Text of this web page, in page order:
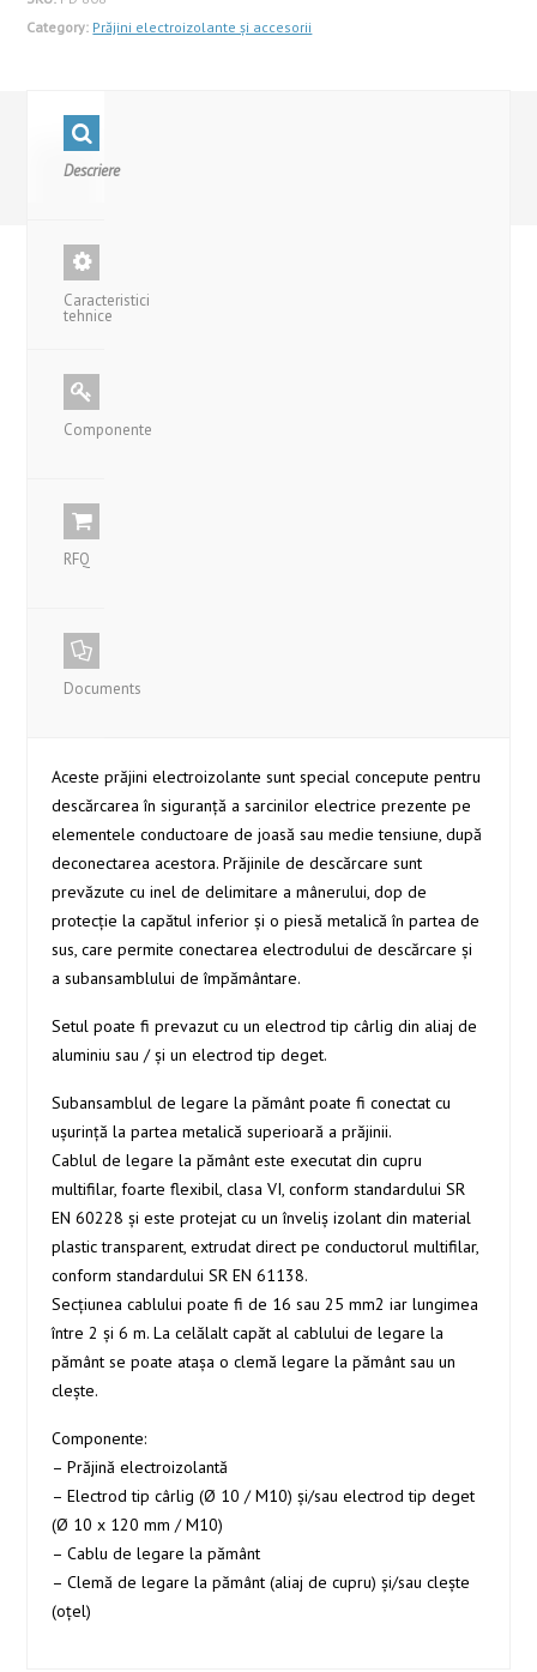
Category: Prăjini electroizolante și accesorii
Descriere
Caracteristici
tehnice
Componente
RFQ
Documents
Aceste prăjini electroizolante sunt special concepute pentru
descărcarea în siguranță a sarcinilor electrice prezente pe
elementele conductoare de joasă sau medie tensiune, după
deconectarea acestora. Prăjinile de descărcare sunt
prevăzute cu inel de delimitare a mânerului, dop de
protecție la capătul inferior și o piesă metalică în partea de
sus, care permite conectarea electrodului de descărcare și
a subansamblului de împământare.
Setul poate fi prevazut cu un electrod tip cârlig din aliaj de
aluminiu sau / și un electrod tip deget.
Subansamblul de legare la pământ poate fi conectat cu
ușurință la partea metalică superioară a prăjinii.
Cablul de legare la pământ este executat din cupru
multifilar, foarte flexibil, clasa VI, conform standardului SR
EN 60228 şi este protejat cu un înveliș izolant din material
plastic transparent, extrudat direct pe conductorul multifilar,
conform standardului SR EN 61138.
Secțiunea cablului poate fi de 16 sau 25 mm2 iar lungimea
între 2 și 6 m. La celălalt capăt al cablului de legare la
pământ se poate atașa o clemă legare la pământ sau un
clește.
Componente:
– Prăjină electroizolantă
– Electrod tip cârlig (Ø 10 / M10) și/sau electrod tip deget
(Ø 10 x 120 mm / M10)
– Cablu de legare la pământ
– Clemă de legare la pământ (aliaj de cupru) și/sau clește
(oțel)